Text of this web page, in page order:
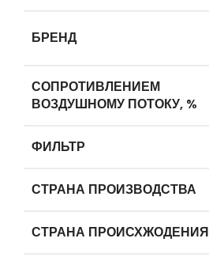
БРЕНД
СОПРОТИВЛЕНИЕМ
ВОЗДУШНОМУ ПОТОКУ, %
ФИЛЬТР
СТРАНА ПРОИЗВОДСТВА
СТРАНА ПРОИСХЖОДЕНИЯ